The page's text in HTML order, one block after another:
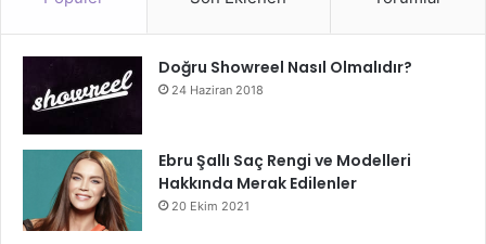
Doğru Showreel Nasıl Olmalıdır?
24 Haziran 2018
Ebru Şallı Saç Rengi ve Modelleri
Hakkında Merak Edilenler
20 Ekim 2021